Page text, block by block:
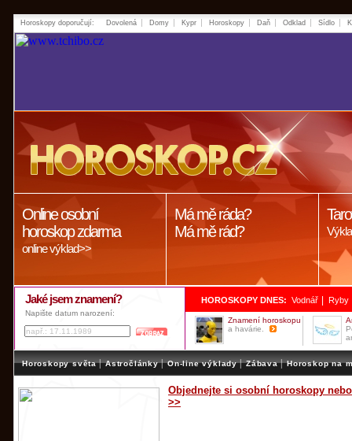
Horoskopy doporučují: Dovolená Domy Kypr Horoskopy Daň Odklad Sídlo
Online osobní
horoskop zdarma
online výklad>>
Má mě ráda?
Má mě rád?
Jaké jsem znamení?
Napište datum narození:
HOROSKOPY DNES: Vodnář Ryby
Znamení horoskopu
a havárie.
Horoskopy světa | Astročlánky | On-line výklady | Zábava | Horoskop na
Objednejte si osobní horoskopy
>>